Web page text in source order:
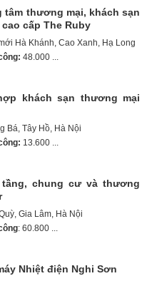
tâm thương mại, khách sạn
cấp The Ruby
Hà Khánh, Cao Xanh, Hạ Long
48.000 ...
khách sạn thương mại
Bá, Tây Hồ, Hà Nội
13.600 ...
tầng, chung cư và thương
Gia Lâm, Hà Nội
: 60.800 ...
Nhiệt điện Nghi Sơn